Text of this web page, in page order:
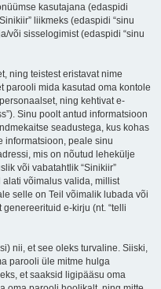
kasutajana (edaspidi
liikmeks (edaspidi “sinu
või sisselogimist (edaspidi “sinu
ning teistest eristavat nime
parooli mida kasutad oma kontole
ning kehtivat e-
Sinu poolt antud informatsioon
seadustega, kus kohas
informatsioon, peale sinu
mis on nõutud lehekülje
või vabatahtlik “Sinikiir”
võimalus valida, millist
selle on Teil võimalik lubada või
e-kirju (nt. “telli
nii, et see oleks turvaline. Siiski,
parooli üle mitme hulga
et saaksid ligipääsu oma